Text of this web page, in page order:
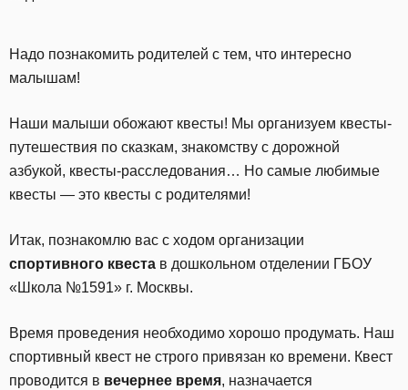
Надо познакомить родителей с тем, что интересно
малышам!
Наши малыши обожают квесты! Мы организуем квесты-
путешествия по сказкам, знакомству с дорожной
азбукой, квесты-расследования… Но самые любимые
квесты — это квесты с родителями!
Итак, познакомлю вас с ходом организации
спортивного квеста в дошкольном отделении ГБОУ
«Школа №1591» г. Москвы.
Время проведения необходимо хорошо продумать. Наш
спортивный квест не строго привязан ко времени. Квест
проводится в вечернее время, назначается